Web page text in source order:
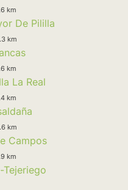
km
De Pililla
km
km
La Real
km
km
Campos
km